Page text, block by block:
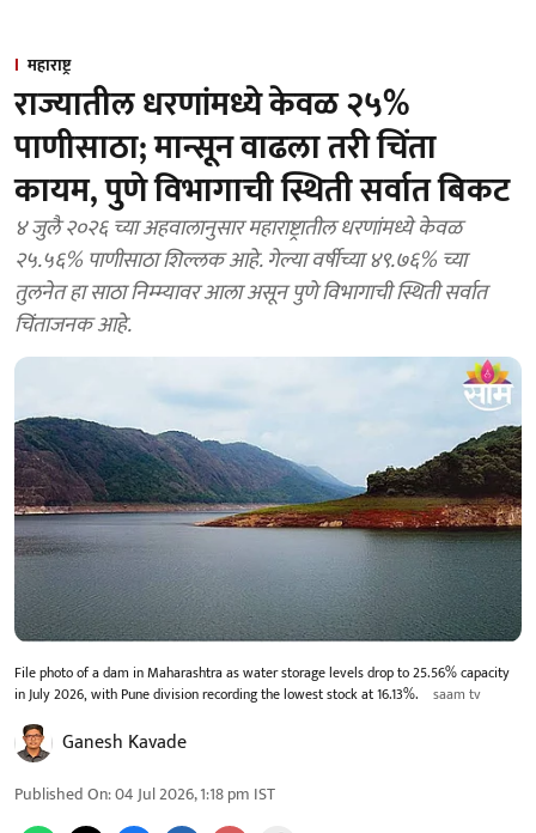
महाराष्ट्र
राज्यातील धरणांमध्ये केवळ २५%
पाणीसाठा; मान्सून वाढला तरी चिंता
कायम, पुणे विभागाची स्थिती सर्वात बिकट
४ जुलै २०२६ च्या अहवालानुसार महाराष्ट्रातील धरणांमध्ये केवळ
२५.५६% पाणीसाठा शिल्लक आहे. गेल्या वर्षीच्या ४९.७६% च्या
तुलनेत हा साठा निम्म्यावर आला असून पुणे विभागाची स्थिती सर्वात
चिंताजनक आहे.
File photo of a dam in Maharashtra as water storage levels drop to 25.56% capacity
in July 2026, with Pune division recording the lowest stock at 16.13%.
saam tv
Ganesh Kavade
Published On:04 Jul 2026, 1:18 pm IST